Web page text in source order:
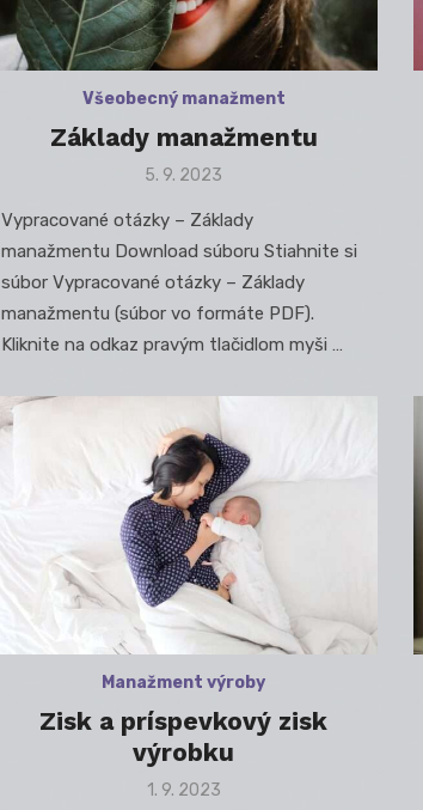
Všeobecný manažment
Základy manažmentu
Posted
5. 9. 2023
Vypracované otázky – Základy
manažmentu Download súboru Stiahnite si
súbor Vypracované otázky – Základy
manažmentu (súbor vo formáte PDF).
Kliknite na odkaz pravým tlačidlom myši …
Manažment výroby
Zisk a príspevkový zisk
výrobku
Posted
1. 9. 2023